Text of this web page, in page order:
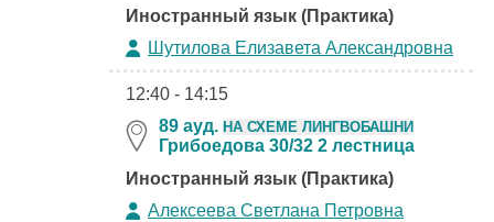
Иностранный язык (Практика)
Шутилова Елизавета Александровна
12:40 - 14:15
89 ауд. НА СХЕМЕ ЛИНГВОБАШНИ
Грибоедова 30/32 2 лестница
Иностранный язык (Практика)
Алексеева Светлана Петровна